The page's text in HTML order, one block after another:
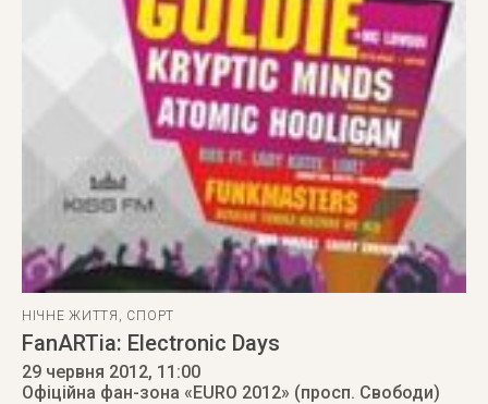
ДОВІДКА
НІЧНЕ ЖИТТЯ , СПОРТ
FаnARTia: Electronic Days
29 червня 2012, 11:00
Офіційна фан-зона «EURO 2012» (просп. Свободи)